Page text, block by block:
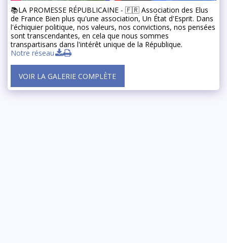
📚LA PROMESSE RÉPUBLICAINE - 🇫🇷 Association des Elus
de France Bien plus qu'une association, Un État d'Esprit. Dans
l'échiquier politique, nos valeurs, nos convictions, nos pensées
sont transcendantes, en cela que nous sommes
transpartisans dans l'intérêt unique de la République.
Notre réseau
VOIR LA GALERIE COMPLÈTE